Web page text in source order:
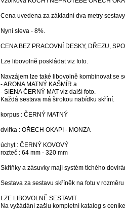
Cena uvedena za základní dva metry
Nyní sleva - 8%.
CENA BEZ PRACOVNÍ DESKY, DŘEZU,
Lze libovolně poskládat viz foto.
Navzájem lze také libovolně kombinovat se
- ARONA MATNÝ KAŠMÍR a
- SIENA ČERNÝ MAT viz další foto.
Každá sestava má širokou nabídku skříní.
korpus : ČERNÝ MATNÝ
dvířka : OŘECH OKAPI - MONZA
úchyt : ČERNÝ KOVOVÝ
rozteč : 64 mm - 320 mm
Skříňky a zásuvky mají systém tichého
Sestava za sestavu skříněk na fotu v
LZE LIBOVOLNĚ SESTAVIT.
Na vyžádání zašlu kompletní katalog s